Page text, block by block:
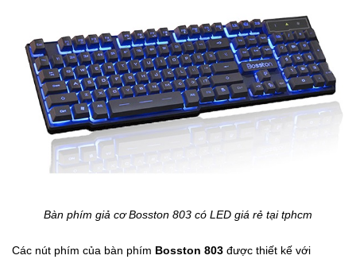
Điện
Đồ
Bàn phím giả cơ Bosston 803 có LED giá rẻ tại tphcm
Các nút phím của bàn phím Bosston 803 được thiết kế với